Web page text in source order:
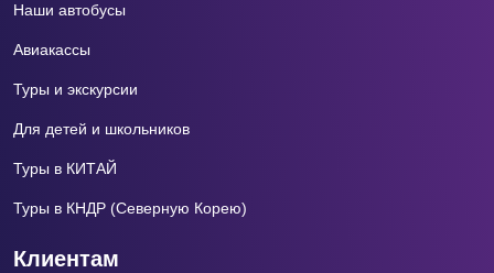
Наши автобусы
Авиакассы
Туры и экскурсии
Для детей и школьников
Туры в КИТАЙ
Туры в КНДР (Северную Корею)
Клиентам